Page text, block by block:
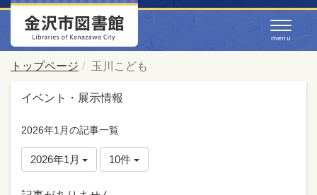
トップページ 玉川こども
イベント・展示情報
2026年1月の記事一覧
2026年1月 10件